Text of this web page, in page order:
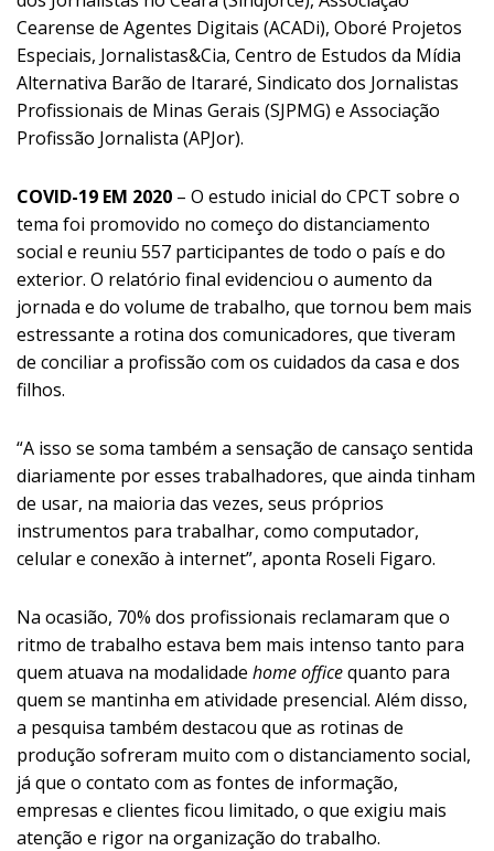
Cearense de Agentes Digitais (ACADi), Oboré Projetos
Especiais, Jornalistas&Cia, Centro de Estudos da Mídia
Alternativa Barão de Itararé, Sindicato dos Jornalistas
Profissionais de Minas Gerais (SJPMG) e Associação
Profissão Jornalista (APJor).
COVID-19 EM 2020 – O estudo inicial do CPCT sobre o
tema foi promovido no começo do distanciamento
social e reuniu 557 participantes de todo o país e do
exterior. O relatório final evidenciou o aumento da
jornada e do volume de trabalho, que tornou bem mais
estressante a rotina dos comunicadores, que tiveram
de conciliar a profissão com os cuidados da casa e dos
filhos.
“A isso se soma também a sensação de cansaço sentida
diariamente por esses trabalhadores, que ainda tinham
de usar, na maioria das vezes, seus próprios
instrumentos para trabalhar, como computador,
celular e conexão à internet”, aponta Roseli Figaro.
Na ocasião, 70% dos profissionais reclamaram que o
ritmo de trabalho estava bem mais intenso tanto para
quem atuava na modalidade home officequanto para
quem se mantinha em atividade presencial. Além disso,
a pesquisa também destacou que as rotinas de
produção sofreram muito com o distanciamento social,
já que o contato com as fontes de informação,
empresas e clientes ficou limitado, o que exigiu mais
atenção e rigor na organização do trabalho.